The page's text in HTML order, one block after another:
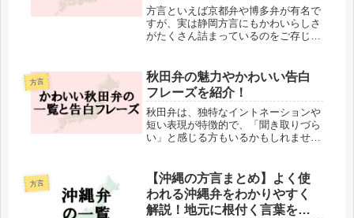
方言といえば京都弁や博多弁が有名で
すが、実は静岡方言にもかわいらしさ
がたくさん詰まっているのをご存じで
言は標準語に近いアクセントで親しみ
やすいとされています。一方で、独自
の...
方言
秋田弁の魅力やかわいい告白
フレーズを紹介！
秋田弁は、独特なイントネーションや
短い表現が特徴的で、「聞き取りづら
い」と感じる方もいるかもしれませ
るほど秋田弁に惹かれてしまう魅力が
詰まっています。また、「秋田美人」
とい...
方言
【沖縄の方言まとめ】よく使
われる沖縄弁をわかりやすく
解説！地元に根付く言葉を紹